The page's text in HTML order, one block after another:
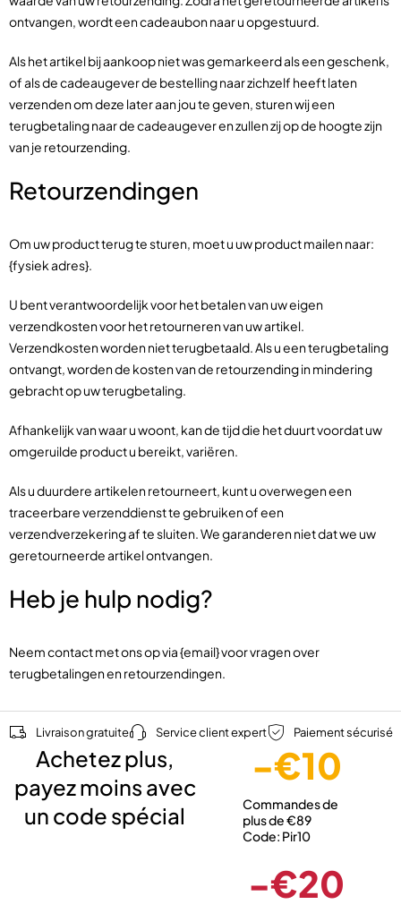
ontvangen, wordt een cadeaubon naar u opgestuurd.
Als het artikel bij aankoop niet was gemarkeerd als een geschenk,
of als de cadeaugever de bestelling naar zichzelf heeft laten
verzenden om deze later aan jou te geven, sturen wij een
terugbetaling naar de cadeaugever en zullen zij op de hoogte zijn
van je retourzending.
Retourzendingen
Om uw product terug te sturen, moet u uw product mailen naar:
{fysiek adres}.
U bent verantwoordelijk voor het betalen van uw eigen
verzendkosten voor het retourneren van uw artikel.
Verzendkosten worden niet terugbetaald. Als u een terugbetaling
ontvangt, worden de kosten van de retourzending in mindering
gebracht op uw terugbetaling.
Afhankelijk van waar u woont, kan de tijd die het duurt voordat uw
omgeruilde product u bereikt, variëren.
Als u duurdere artikelen retourneert, kunt u overwegen een
traceerbare verzenddienst te gebruiken of een
verzendverzekering af te sluiten. We garanderen niet dat we uw
geretourneerde artikel ontvangen.
Heb je hulp nodig?
Neem contact met ons op via {email} voor vragen over
terugbetalingen en retourzendingen.
Livraison gratuite Service client expert Paiement sécurisé
Achetez plus,
payez moins avec
un code spécial
-€10
Commandes de
plus de €89
Code: Pir10
-€20